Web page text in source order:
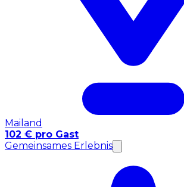
Mailand
102 € pro Gast
Gemeinsames Erlebnis